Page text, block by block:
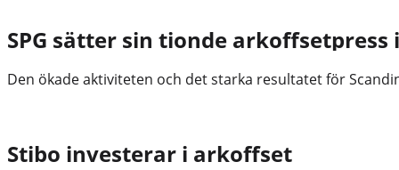
SPG sätter sin tionde
Den ökade aktiviteten och det starka resultatet för
Stibo investerar i arkoffset